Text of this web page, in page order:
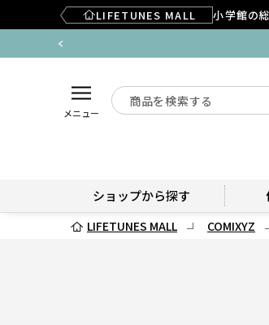
LIFETUNES MALL 小学館の
メニュー
ショップから探す
LIFETUNES MALL COMIXYZ